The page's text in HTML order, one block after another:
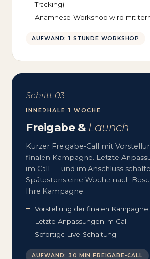
Tracking)
Anamnese-Workshop wird mit
AUFWAND: 1 STUNDE WORKSHOP
Schritt 03
INNERHALB 1 WOCHE
Freigabe & Launch
Kurzer Freigabe-Call mit
finalen Kampagne. Letzte
im Call — und im Anschluss
Spätestens eine Woche nach
Ihre Kampagne.
Vorstellung der finalen Kampagne
Letzte Anpassungen im Call
Sofortige Live-Schaltung
AUFWAND: 30 MIN FREIGABE-CALL